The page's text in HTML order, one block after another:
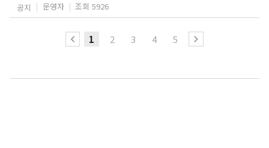
공지 운영자 조회 5926
1 2 3 4 5